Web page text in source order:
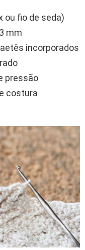
ou fio de seda)
mm
incorporados
pressão
costura